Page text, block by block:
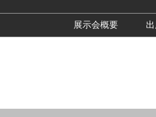
展示会概要